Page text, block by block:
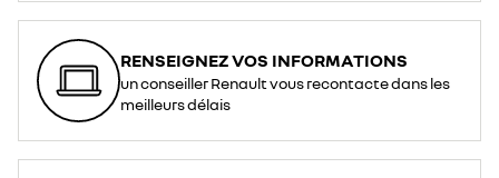
RENSEIGNEZ VOS INFORMATIONS
un conseiller Renault vous recontacte dans les
meilleurs délais